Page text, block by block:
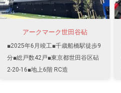
アークマーク世田谷砧
■2025年6月竣工■千歳船橋駅徒歩9
分■総戸数42戸■東京都世田谷区砧
2-20-16■地上6階 RC造